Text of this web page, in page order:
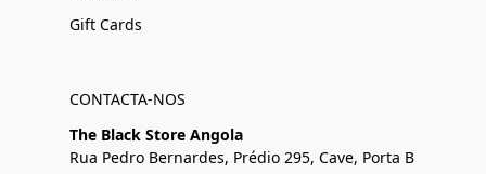
Gift Cards
CONTACTA-NOS
The Black Store Angola
Rua Pedro Bernardes, Prédio 295, Cave, Porta B